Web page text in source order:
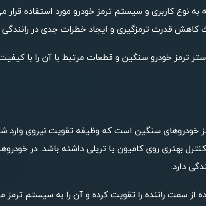
نوع کاربری و سیستم ترمز خودرو مورد استفاده قرار
کاهش قدرت ترمزگیری و ایجاد خطرات جدی در
ترمز خودرو سنگین و قطعات مرتبط با آن را با
سنگین است که وظیفه تقویت نیروی وارد شده
بهتری روی کامیون یا تریلی داشته باشد. در
دارد.
از سمت راننده را تقویت کرده و آن را به سیستم